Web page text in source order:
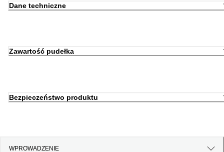
Dane techniczne
Zawartość pudełka
Bezpieczeństwo produktu
WPROWADZENIE